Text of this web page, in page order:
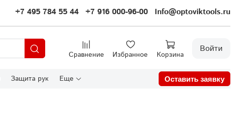
+7 495 784 55 44 +7 916 000-96-00 Info@optoviktools.ru
Сравнение Избранное Корзина
Войти
Защита рук Еще Оставить заявку